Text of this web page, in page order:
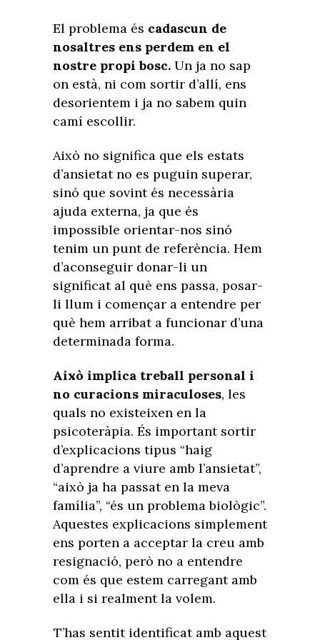
El problema és cadascun de
nosaltres ens perdem en el
nostre propi bosc. Un ja no sap
on està, ni com sortir d’allí, ens
desorientem i ja no sabem quin
camí escollir.
Això no significa que els estats
d’ansietat no es puguin superar,
sinó que sovint és necessària
ajuda externa, ja que és
impossible orientar-nos sinó
tenim un punt de referència. Hem
d’aconseguir donar-li un
significat al què ens passa, posar-
li llum i començar a entendre per
què hem arribat a funcionar d’una
determinada forma.
Això implica treball personal i
no curacions miraculoses, les
quals no existeixen en la
psicoteràpia. És important sortir
d’explicacions tipus “haig
d’aprendre a viure amb l’ansietat”,
“això ja ha passat en la meva
família”, “és un problema biològic”.
Aquestes explicacions simplement
ens porten a acceptar la creu amb
resignació, però no a entendre
com és que estem carregant amb
ella i si realment la volem.
T’has sentit identificat amb aquest